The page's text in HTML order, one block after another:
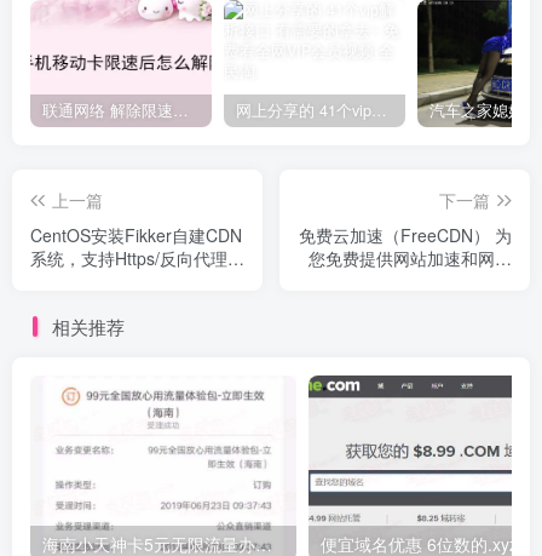
联通网络 解除限速方法参考！畅享、畅玩、老白干等及其它地区自测了 网上分享的 41个vip解析接口 有需要的拿去~ 免费看全网VIP会员视频
上一篇
CentOS安装Fikker自建CDN
系统，支持Https/反向代理/
下一篇
免费云加速（FreeCDN） 为
您免费提供网站加速和网站
相关推荐
海南小天神卡5元无限流量办理的方法，5元流量不限量自行车来了